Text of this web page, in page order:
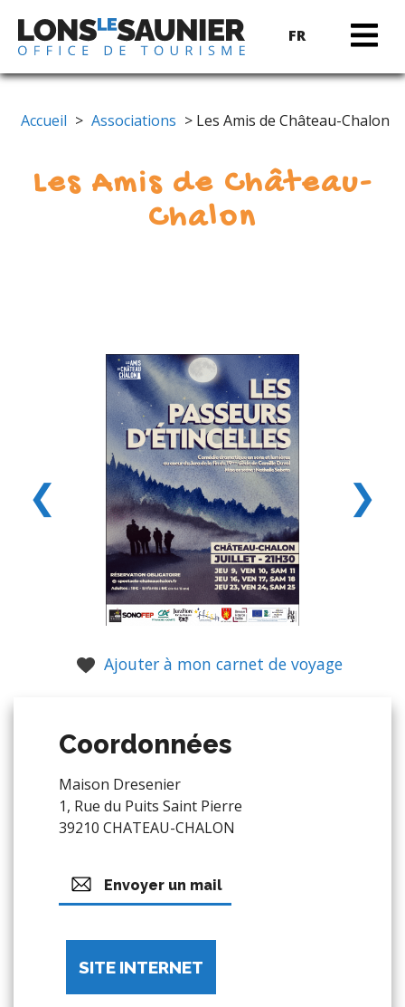
FR
Accueil > Associations > Les Amis de Château-Chalon
Les Amis de Château-
Chalon
❮ ❯
Ajouter à mon carnet de voyage
Coordonnées
Maison Dresenier
1, Rue du Puits Saint Pierre
39210 CHATEAU-CHALON
Envoyer un mail
SITE INTERNET